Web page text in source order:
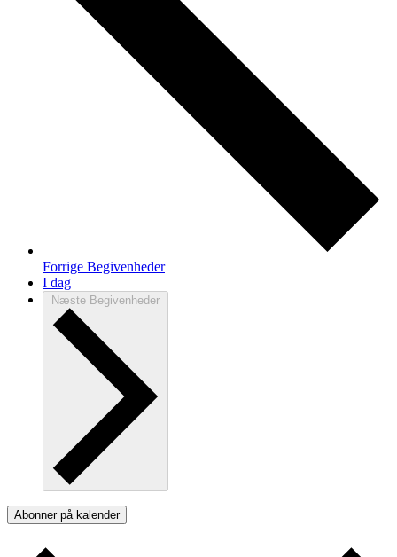
Forrige Begivenheder
I dag
Næste Begivenheder
Abonner på kalender